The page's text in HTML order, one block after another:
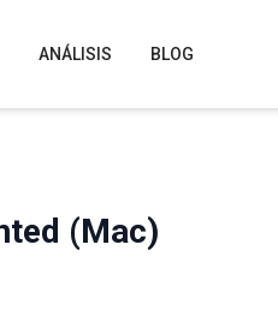
ANÁLISIS BLOG
(Mac)